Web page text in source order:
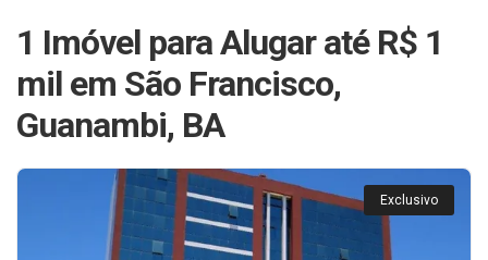
1 Imóvel para Alugar até R$ 1
mil em São Francisco,
Guanambi, BA
Exclusivo